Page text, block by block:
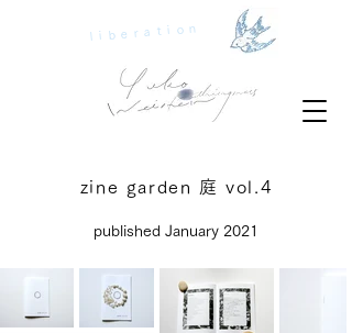
liberation
zine garden 庭 vol.4
published January 2021